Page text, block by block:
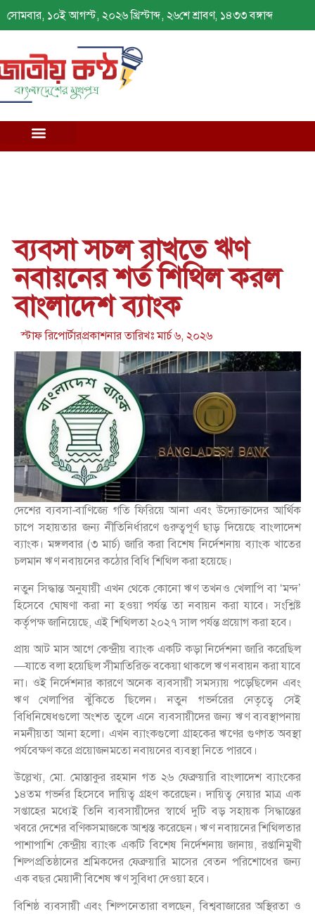
সোমবার, ১০ই আগস্ট, ২০২৬ খ্রিস্টাব্দ, ২৬শে শ্রাবণ, ১৪৩৩ বঙ্গাব্দ
ব্যবসা সচল রাখতে ঋণ
নবায়নের শর্ত শিথিল করল
বাংলাদেশ ব্যাংক
স্টাফ রিপোর্টারপ্রকাশনার তারিখঃমার্চ ৬, ২০২৬
দেশের ব্যবসা-বাণিজ্যে গতি ফিরিয়ে আনা এবং উদ্যোক্তাদের আর্থিক
চাপে সহায়তার জন্য নীতিনির্ধারণে গুরুত্বপূর্ণ ছাড় দিয়েছে বাংলাদেশ
ব্যাংক। মঙ্গলবার (৩ মার্চ) জারি করা বিশেষ নির্দেশনায় ব্যাংক খাতের
চলমান ঋণ নবায়নের কঠোর বিধি শিথিল করা হয়েছে।
নতুন সিদ্ধান্ত অনুযায়ী এখন থেকে কোনো ঋণ তখনও খেলাপি বা ‘মন্দ’
হিসেবে ঘোষণা করা না হওয়া পর্যন্ত তা নবায়ন করা যাবে। সংশ্লিষ্ট
কর্তৃপক্ষ জানিয়েছে, এই শিথিলতা ২০২৭ সাল পর্যন্ত প্রয়োগ করা হবে।
প্রায় আট মাস আগে কেন্দ্রীয় ব্যাংক একটি কড়া নির্দেশনা জারি করেছিল
—যাতে বলা হয়েছিল সীমাতিরিক্ত বকেয়া থাকলে ঋণ নবায়ন করা যাবে
না। ওই নির্দেশনার কারণে অনেক ব্যবসায়ী সমস্যায় পড়েছিলেন এবং
ঋণ খেলাপির ঝুঁকিতে ছিলেন। নতুন গভর্নরের নেতৃত্বে সেই
বিধিনিষেধগুলো অংশত তুলে এনে ব্যবসায়ীদের জন্য ঋণ ব্যবস্থাপনায়
নমনীয়তা আনা হলো। এখন ব্যাংকগুলো গ্রাহকের ঋণের গুণগত অবস্থা
পর্যবেক্ষণ করে প্রয়োজনমতো নবায়নের ব্যবস্থা নিতে পারবে।
উল্লেখ্য, মো. মোস্তাকুর রহমান গত ২৬ ফেব্রুয়ারি বাংলাদেশ ব্যাংকের
১৪তম গভর্নর হিসেবে দায়িত্ব গ্রহণ করেছেন। দায়িত্ব নেয়ার মাত্র এক
সপ্তাহের মধ্যেই তিনি ব্যবসায়ীদের স্বার্থে দুটি বড় সহায়ক সিদ্ধান্তের
খবরে দেশের বণিকসমাজকে আশ্বস্ত করেছেন। ঋণ নবায়নের শিথিলতার
পাশাপাশি কেন্দ্রীয় ব্যাংক একটি বিশেষ নির্দেশনায় জানায়, রপ্তানিমুখী
শিল্পপ্রতিষ্ঠানের শ্রমিকদের ফেব্রুয়ারি মাসের বেতন পরিশোধের জন্য
এক বছর মেয়াদী বিশেষ ঋণ সুবিধা দেওয়া হবে।
বিশিষ্ঠ ব্যবসায়ী এবং শিল্পনেতারা বলছেন, বিশ্ববাজারের অস্থিরতা ও